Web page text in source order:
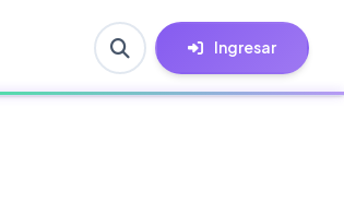
Ingresar